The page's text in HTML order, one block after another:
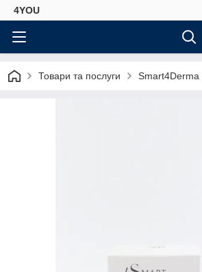
4YOU
Товари та послуги Smart4Derma